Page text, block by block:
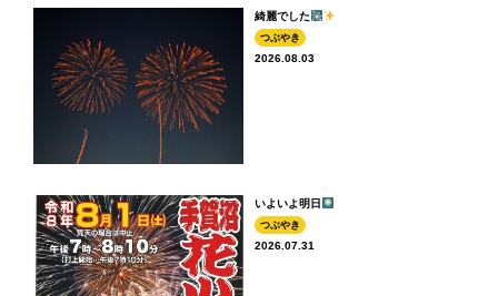
綺麗でした
つぶやき
2026.08.03
いよいよ明日
つぶやき
2026.07.31